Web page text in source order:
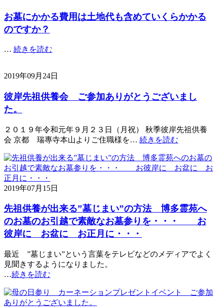
お墓にかかる費用は土地代も含めていくらかかる
のですか？
… 続きを読む
2019年09月24日
彼岸先祖供養会 ご参加ありがとうございまし
た。
２０１９年令和元年９月２３日（月祝） 秋季彼岸先祖供養
会 京都 瑞專寺本山よりご住職様を… 続きを読む
2019年07月15日
先祖供養が出来る”墓じまい”の方法 博多霊苑へ
のお墓のお引越で素敵なお墓参りを・・・ お
彼岸に お盆に お正月に・・・
最近 ”墓じまい”という言葉をテレビなどのメディアでよく
見聞きするようになりました。
…続きを読む